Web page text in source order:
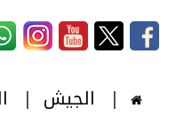
الجيش